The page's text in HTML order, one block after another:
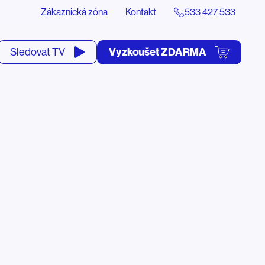
Zákaznická zóna Kontakt 533 427 533
Sledovat TV Vyzkoušet ZDARMA